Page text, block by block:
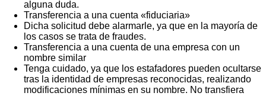
alguna duda.
Transferencia a una cuenta «fiduciaria»
Dicha solicitud debe alarmarle, ya que en la mayoría de
los casos se trata de fraudes.
Transferencia a una cuenta de una empresa con un
nombre similar
Tenga cuidado, ya que los estafadores pueden ocultarse
tras la identidad de empresas reconocidas, realizando
modificaciones mínimas en su nombre. No transfiera